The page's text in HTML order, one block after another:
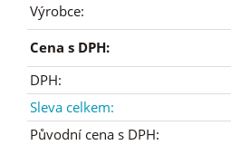
Výrobce:
Cena s DPH:
DPH:
Sleva celkem:
Původní cena s DPH: